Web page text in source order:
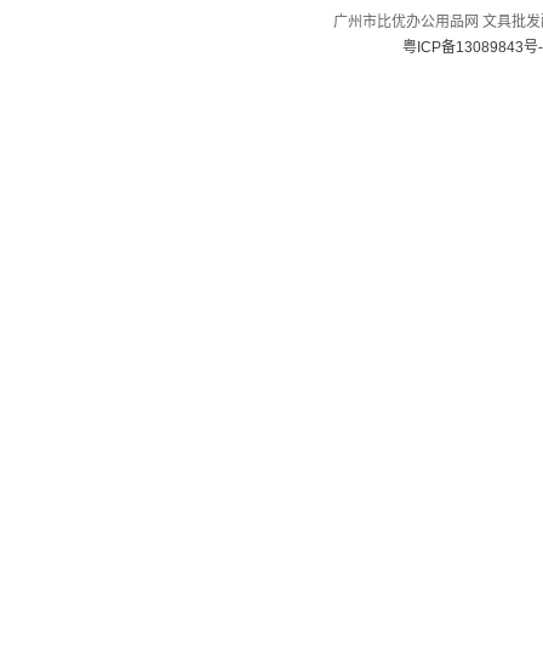
广州市比优办公用品网 文具批
粤ICP备13089843号